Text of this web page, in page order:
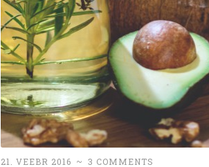
21. VEEBR 2016 ~ 3 COMMENTS